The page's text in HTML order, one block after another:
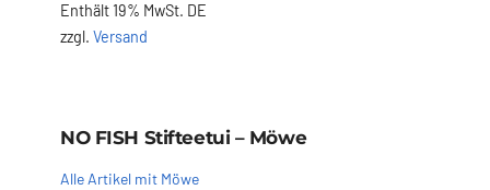
Enthält 19% MwSt. DE
zzgl. Versand
NO FISH Stifteetui – Möwe
Alle Artikel mit Möwe